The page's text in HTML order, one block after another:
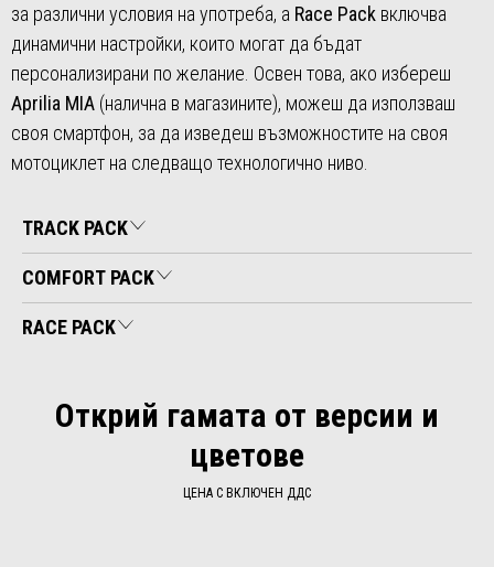
за различни условия на употреба, а Race Pack включва
динамични настройки, които могат да бъдат
персонализирани по желание. Освен това, ако избереш
Aprilia MIA (налична в магазините), можеш да използваш
своя смартфон, за да изведеш възможностите на своя
мотоциклет на следващо технологично ниво.
TRACK PACK
COMFORT PACK
RACE PACK
Открий гамата от версии и
цветове
ЦЕНА С ВКЛЮЧЕН ДДС